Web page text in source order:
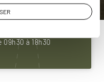
95
à 18h30